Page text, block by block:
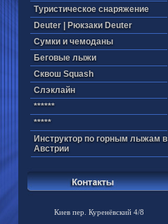
Туристическое снаряжение
Deuter | Рюкзаки Deuter
Cумки и чемоданы
Беговые лыжи
Cквош Squash
Cлэклайн
******
*****
Инструктор по горным лыжам в
Австрии
Киев пер. Куренёвский 4/8